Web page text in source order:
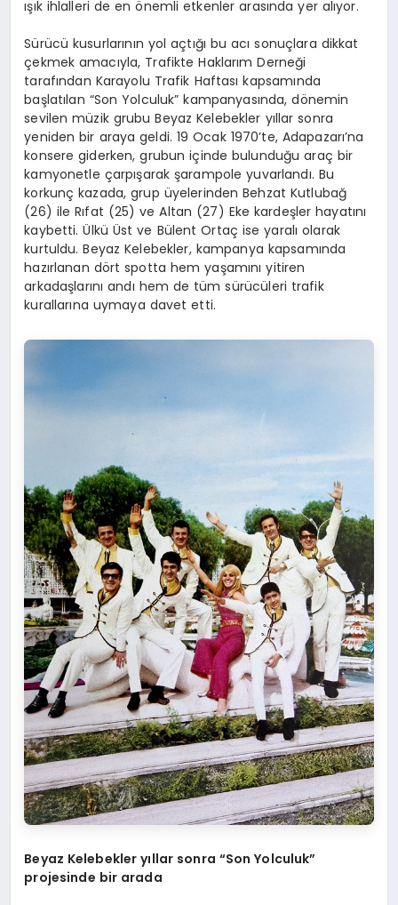
ışık ihlalleri de en önemli etkenler arasında yer alıyor.
Sürücü kusurlarının yol açtığı bu acı sonuçlara dikkat
çekmek amacıyla, Trafikte Haklarım Derneği
tarafından Karayolu Trafik Haftası kapsamında
başlatılan “Son Yolculuk” kampanyasında, dönemin
sevilen müzik grubu Beyaz Kelebekler yıllar sonra
yeniden bir araya geldi. 19 Ocak 1970’te, Adapazarı’na
konsere giderken, grubun içinde bulunduğu araç bir
kamyonetle çarpışarak şarampole yuvarlandı. Bu
korkunç kazada, grup üyelerinden Behzat Kutlubağ
(26) ile Rıfat (25) ve Altan (27) Eke kardeşler hayatını
kaybetti. Ülkü Üst ve Bülent Ortaç ise yaralı olarak
kurtuldu. Beyaz Kelebekler, kampanya kapsamında
hazırlanan dört spotta hem yaşamını yitiren
arkadaşlarını andı hem de tüm sürücüleri trafik
kurallarına uymaya davet etti.
Beyaz Kelebekler yıllar sonra “Son Yolculuk”
projesinde bir arada